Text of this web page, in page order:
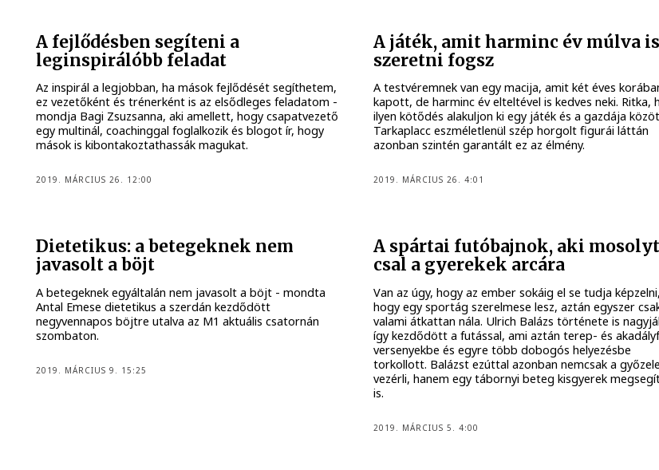
A fejlődésben segíteni a
leginspirálóbb feladat
Az inspirál a legjobban, ha mások fejlődését segíthetem,
ez vezetőként és trénerként is az elsődleges feladatom -
mondja Bagi Zsuzsanna, aki amellett, hogy csapatvezető
egy multinál, coachinggal foglalkozik és blogot ír, hogy
mások is kibontakoztathassák magukat.
2019. MÁRCIUS 26. 12:00
A játék, amit harminc év múlva is
szeretni fogsz
A testvéremnek van egy macija, amit két éves
kapott, de harminc év elteltével is kedves neki. Ritka,
ilyen kötődés alakuljon ki egy játék és a gazdája
Tarkaplacc eszméletlenül szép horgolt figurái láttán
azonban szintén garantált ez az élmény.
2019. MÁRCIUS 26. 4:01
Dietetikus: a betegeknek nem
javasolt a böjt
A betegeknek egyáltalán nem javasolt a böjt - mondta
Antal Emese dietetikus a szerdán kezdődött
negyvennapos böjtre utalva az M1 aktuális csatornán
szombaton.
2019. MÁRCIUS 9. 15:25
A spártai futóbajnok, aki mosolyt
csal a gyerekek arcára
Van az úgy, hogy az ember sokáig el se tudja képzelni,
hogy egy sportág szerelmese lesz, aztán egyszer
valami átkattan nála. Ulrich Balázs története is
így kezdődött a futással, ami aztán terep- és
versenyekbe és egyre több dobogós helyezésbe
torkollott. Balázst ezúttal azonban nemcsak a
vezérli, hanem egy tábornyi beteg kisgyerek
is.
2019. MÁRCIUS 5. 4:00